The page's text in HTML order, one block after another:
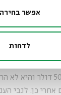
אפשר בחירה
לדחות
יצאתי עם רונן,
העניבה שלי עלתה 50
אחרי כן. לגבי